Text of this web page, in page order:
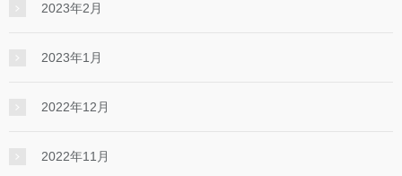
2023年2月
2023年1月
2022年12月
2022年11月